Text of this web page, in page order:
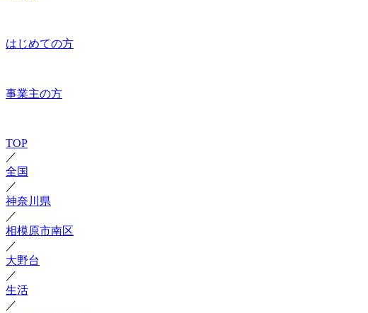
はじめての方
事業主の方
TOP
／
全国
／
神奈川県
／
相模原市南区
／
大野台
／
生活
／